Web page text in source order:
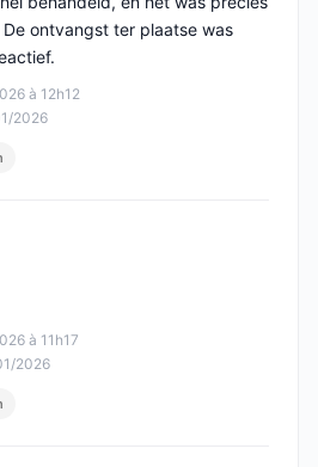
à 12h12
2026
ontvangst ter plaatse was
5
à 11h17
2026